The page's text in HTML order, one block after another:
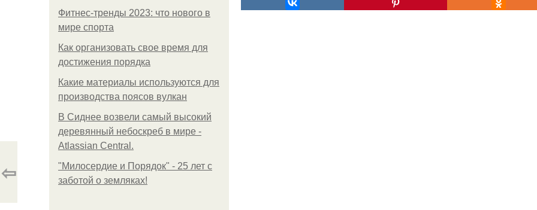
Фитнес-тренды 2023: что нового в
мире спорта
Как организовать свое время для
достижения порядка
Какие материалы используются для
производства поясов вулкан
В Сиднее возвели самый высокий
деревянный небоскреб в мире -
Atlassian Central.
"Милосердие и Порядок" - 25 лет с
заботой о земляках!
⇦